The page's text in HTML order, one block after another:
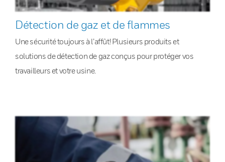
Détection de gaz et de flammes
Une sécurité toujours à l’affût! Plusieurs produits et
solutions de détection de gaz conçus pour protéger vos
travailleurs et votre usine.